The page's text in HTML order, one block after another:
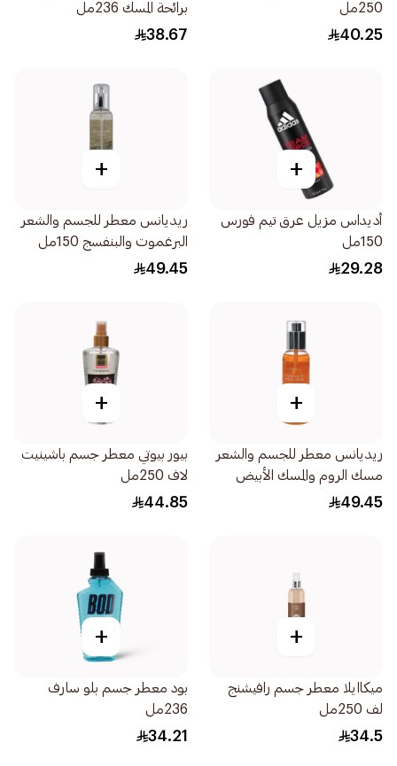
250مل
40.25
برائحة المسك 236مل
38.67
+
أديداس مزيل عرق تيم فورس
150مل
29.28
+
ريديانس معطر للجسم والشعر
البرغموت والبنفسج 150مل
49.45
+
ريديانس معطر للجسم والشعر
مسك الروم والمسك الأبيض
150مل
49.45
+
بيور بيوتي معطر جسم باشينيت
لاف 250مل
44.85
+
ميكاايلا معطر جسم رافيشنج
لف 250مل
34.5
+
بود معطر جسم بلو سارف
236مل
34.21